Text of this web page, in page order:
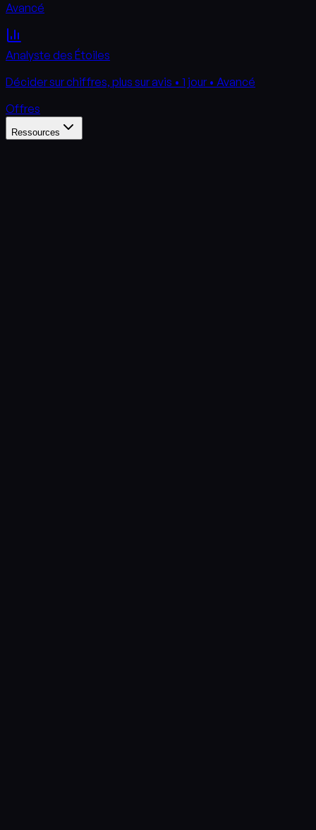
Avancé
Analyste des Étoiles
Décider sur chiffres, plus sur avis • 1 jour • Avancé
Offres
Ressources